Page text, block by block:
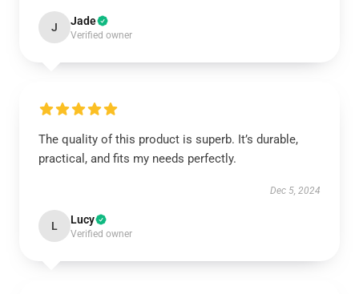
J Jade
Verified owner
The quality of this product is superb. It’s durable,
practical, and fits my needs perfectly.
Dec 5, 2024
L Lucy
Verified owner